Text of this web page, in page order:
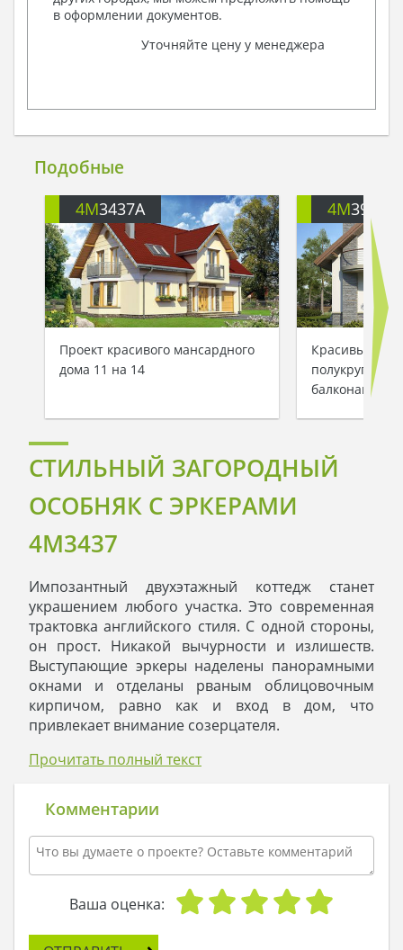
в оформлении документов.
Уточняйте цену у менеджера
Подобные
4M3437A
Проект красивого мансардного
дома 11 на 14
4M391
Красивый
балконами
СТИЛЬНЫЙ ЗАГОРОДНЫЙ
ОСОБНЯК С ЭРКЕРАМИ
4M3437
Импозантный двухэтажный коттедж станет
украшением любого участка. Это современная
трактовка английского стиля. С одной стороны,
он прост. Никакой вычурности и излишеств.
Выступающие эркеры наделены панорамными
окнами и отделаны рваным облицовочным
кирпичом, равно как и вход в дом, что
привлекает внимание созерцателя.
Виной тому контраст белых стен и черной
серый цвет. Он выражен в эркерах и балконах,
окнах и межэтажном карнизе, обрамлении
крыши и водосточной системе. Мягкость и
домашний уют в общий вид коттеджа вносят
коричневые двери, гаражные ворота и
деревянные планки, служащие опорой для
насаждений и клумб исходит безграничная
Прочитать полный текст
Комментарии
Ваша оценка: